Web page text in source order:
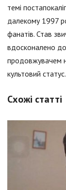
темі
далекому 1997
фанатів. Став
вдосконалено до
продовжувачем
культовий статус.
Схожі статті